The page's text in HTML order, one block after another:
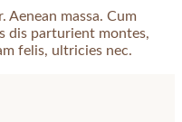
Aenean massa. Cum
dis parturient montes,
felis, ultricies nec.